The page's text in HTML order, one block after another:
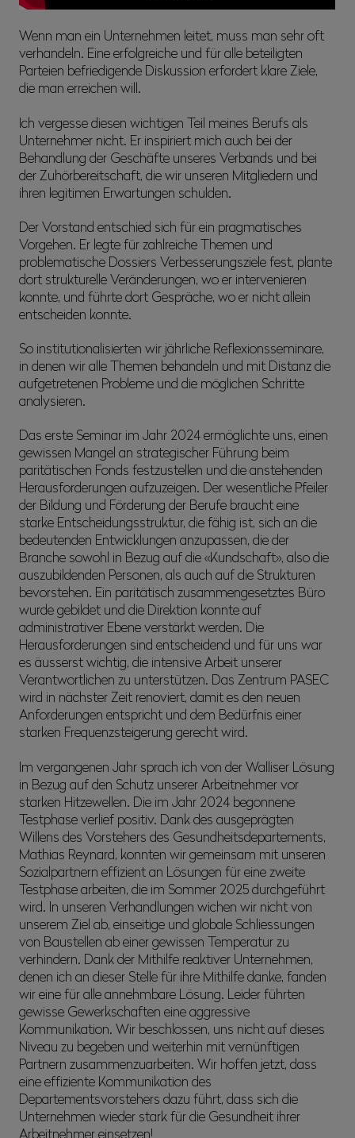
Wenn man ein Unternehmen leitet, muss man sehr oft
verhandeln. Eine erfolgreiche und für alle beteiligten
Parteien befriedigende Diskussion erfordert klare Ziele,
die man erreichen will.
Ich vergesse diesen wichtigen Teil meines Berufs als
Unternehmer nicht. Er inspiriert mich auch bei der
Behandlung der Geschäfte unseres Verbands und bei
der Zuhörbereitschaft, die wir unseren Mitgliedern und
ihren legitimen Erwartungen schulden.
Der Vorstand entschied sich für ein pragmatisches
Vorgehen. Er legte für zahlreiche Themen und
problematische Dossiers Verbesserungsziele fest, plante
dort strukturelle Veränderungen, wo er intervenieren
konnte, und führte dort Gespräche, wo er nicht allein
entscheiden konnte.
So institutionalisierten wir jährliche Reflexionsseminare,
in denen wir alle Themen behandeln und mit Distanz die
aufgetretenen Probleme und die möglichen Schritte
analysieren.
Das erste Seminar im Jahr 2024 ermöglichte uns, einen
gewissen Mangel an strategischer Führung beim
paritätischen Fonds festzustellen und die anstehenden
Herausforderungen aufzuzeigen. Der wesentliche Pfeiler
der Bildung und Förderung der Berufe braucht eine
starke Entscheidungsstruktur, die fähig ist, sich an die
bedeutenden Entwicklungen anzupassen, die der
Branche sowohl in Bezug auf die «Kundschaft», also die
auszubildenden Personen, als auch auf die Strukturen
bevorstehen. Ein paritätisch zusammengesetztes Büro
wurde gebildet und die Direktion konnte auf
administrativer Ebene verstärkt werden. Die
Herausforderungen sind entscheidend und für uns war
es äusserst wichtig, die intensive Arbeit unserer
Verantwortlichen zu unterstützen. Das Zentrum PASEC
wird in nächster Zeit renoviert, damit es den neuen
Anforderungen entspricht und dem Bedürfnis einer
starken Frequenzsteigerung gerecht wird.
Im vergangenen Jahr sprach ich von der Walliser Lösung
in Bezug auf den Schutz unserer Arbeitnehmer vor
starken Hitzewellen. Die im Jahr 2024 begonnene
Testphase verlief positiv. Dank des ausgeprägten
Willens des Vorstehers des Gesundheitsdepartements,
Mathias Reynard, konnten wir gemeinsam mit unseren
Sozialpartnern effizient an Lösungen für eine zweite
Testphase arbeiten, die im Sommer 2025 durchgeführt
wird. In unseren Verhandlungen wichen wir nicht von
unserem Ziel ab, einseitige und globale Schliessungen
von Baustellen ab einer gewissen Temperatur zu
verhindern. Dank der Mithilfe reaktiver Unternehmen,
denen ich an dieser Stelle für ihre Mithilfe danke, fanden
wir eine für alle annehmbare Lösung. Leider führten
gewisse Gewerkschaften eine aggressive
Kommunikation. Wir beschlossen, uns nicht auf dieses
Niveau zu begeben und weiterhin mit vernünftigen
Partnern zusammenzuarbeiten. Wir hoffen jetzt, dass
eine effiziente Kommunikation des
Departementsvorstehers dazu führt, dass sich die
Unternehmen wieder stark für die Gesundheit ihrer
Arbeitnehmer einsetzen!